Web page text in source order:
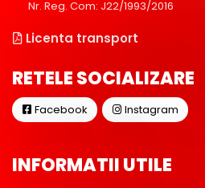
Nr. Reg. Com: J22/1993/2016
Licenta transport
RETELE SOCIALIZARE
Facebook Instagram
INFORMATII UTILE